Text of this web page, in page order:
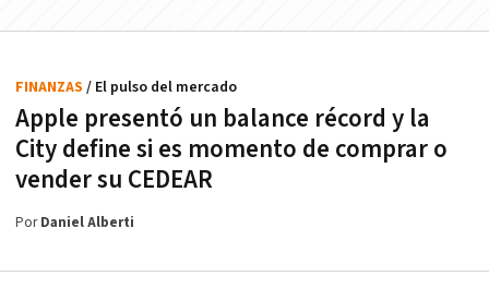
Apple presentó un balance récord y la
City define si es momento de comprar o
vender su CEDEAR
FINANZAS / El pulso del mercado
PorDaniel Alberti